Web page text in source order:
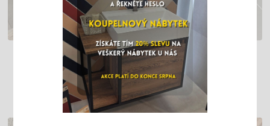
TIP NA VÁNOČNÍ DÁREK – SEDÁTKO DO
SPRCHOVÉHO KOUTU